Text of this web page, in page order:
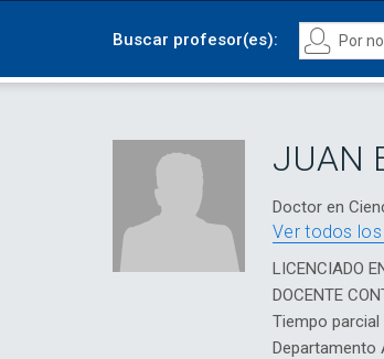
Buscar profesor(es):
JUAN
Doctor en
Ver todos
LICENCIADO
DOCENTE
Tiempo
Departamento